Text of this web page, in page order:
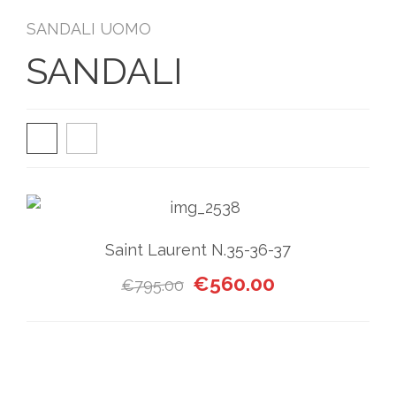
SANDALI UOMO
SANDALI
Saint Laurent N.35-36-37
€795.00 Il prezzo originale era:
€560.00